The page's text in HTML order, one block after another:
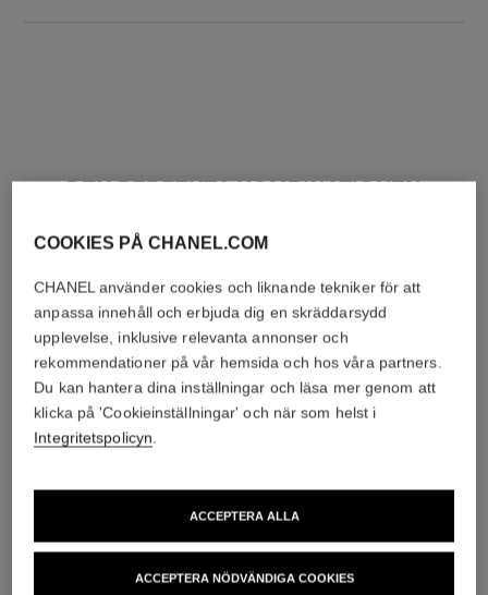
DEN PERFEKTA KOMBINATIONEN
chance eau fraîche
Eau de Parfum Spray
hydra beauty crème
Återfuktande Skyddande
COOKIES PÅ CHANEL.COM
CHANEL använder cookies och liknande tekniker för att
anpassa innehåll och erbjuda dig en skräddarsydd
upplevelse, inklusive relevanta annonser och
rekommendationer på vår hemsida och hos våra partners.
Du kan hantera dina inställningar och läsa mer genom att
klicka på 'Cookieinställningar' och när som helst i
Integritetspolicyn.
ACCEPTERA NÖDVÄNDIGA COOKIES
ACCEPTERA ALLA